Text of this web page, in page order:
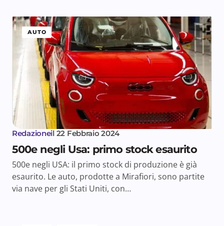
AUTO
Redazioneil 22 Febbraio 2024
500e negli Usa: primo stock esaurito
500e negli USA: il primo stock di produzione è già
esaurito. Le auto, prodotte a Mirafiori, sono partite
via nave per gli Stati Uniti, con…